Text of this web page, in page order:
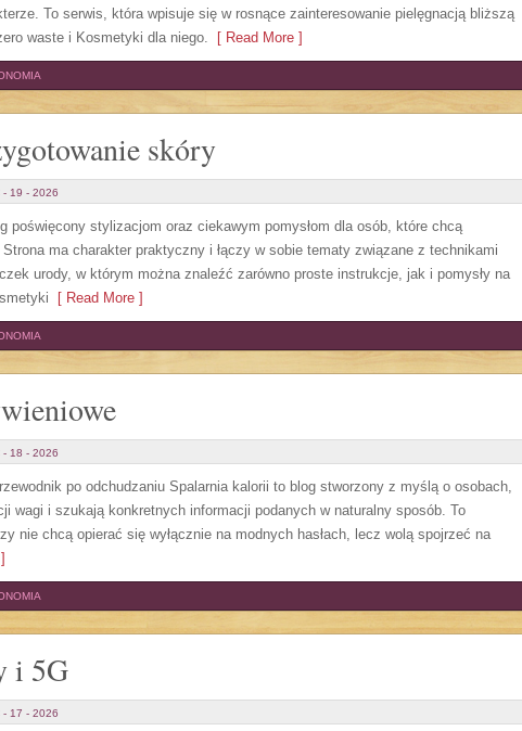
To serwis, która wpisuje się w rosnące zainteresowanie pielęgnacją bliższą
waste i Kosmetyki dla niego. [ Read More ]
skóry
- 19 - 2026
poświęcony stylizacjom oraz ciekawym pomysłom dla osób, które chcą
ma charakter praktyczny i łączy w sobie tematy związane z technikami
urody, w którym można znaleźć zarówno proste instrukcje, jak i pomysły na
[ Read More ]
- 18 - 2026
po odchudzaniu Spalarnia kalorii to blog stworzony z myślą o osobach,
wagi i szukają konkretnych informacji podanych w naturalny sposób. To
nie chcą opierać się wyłącznie na modnych hasłach, lecz wolą spojrzeć na
i 5G
- 17 - 2026